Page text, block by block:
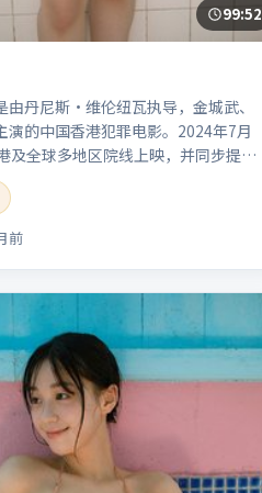
99:52
由丹尼斯·维伦纽瓦执导，金城武、
演的中国香港犯罪电影。2024年7月
及全球多地区院线上映，并同步提供
在线观看。剧情与看点：聚焦案件与
力十足，兼具社会观察与戏剧冲
索「暗涌寓言」「丹尼斯·维伦纽
中国香港」「2024」「2024-07-10
的影迷阅读简介与主创信息。
前